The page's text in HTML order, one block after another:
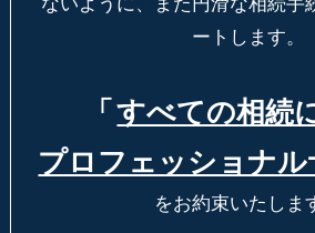
ートします。
「 すべての相続
プロフェッショナル
をお約束いたしま